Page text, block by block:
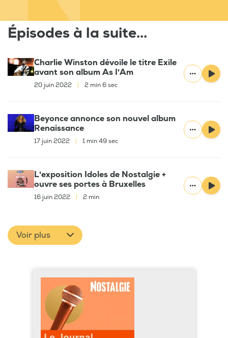
Épisodes à la suite...
Charlie Winston dévoile le titre Exile
avant son album As I'Am
20 juin 2022 2 min 6 sec
Beyonce annonce son nouvel album
Renaissance
17 juin 2022 1 min 49 sec
L'exposition Idoles de Nostalgie +
ouvre ses portes à Bruxelles
16 juin 2022 2 min
Voir plus